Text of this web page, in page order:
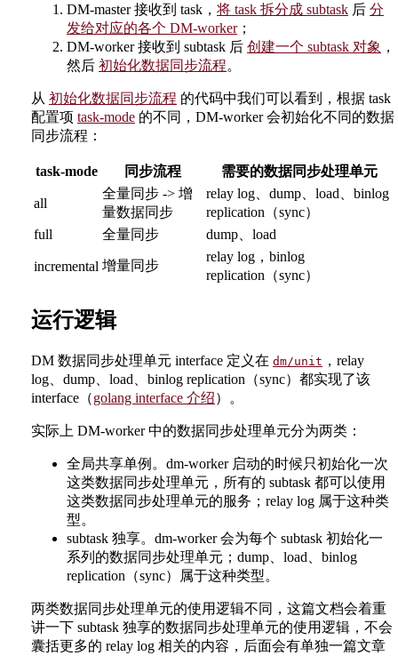
DM-master 接收到 task， 将 task 拆分成 subtask 后 分
发给对应的各个 DM-worker；
DM-worker 接收到 subtask 后 创建一个 subtask 对象 ，
然后 初始化数据同步流程。
从 初始化数据同步流程 的代码中我们可以看到，根据 task
配置项 task-mode 的不同，DM-worker 会初始化不同的数据
同步流程：
task-mode 同步流程 需要的数据同步处理单元
all
全量同步 -> 增
量数据同步
relay log、dump、load、binlog
replication（sync）
full
全量同步 dump、load
incremental 增量同步
relay log，binlog
replication（sync）
运行逻辑
DM 数据同步处理单元 interface 定义在 dm/unit ，relay
log、dump、load、binlog replication（sync）都实现了该
interface（golang interface 介绍）。
实际上 DM-worker 中的数据同步处理单元分为两类：
全局共享单例。dm-worker 启动的时候只初始化一次
这类数据同步处理单元，所有的 subtask 都可以使用
这类数据同步处理单元的服务；relay log 属于这种类
型。
subtask 独享。dm-worker 会为每个 subtask 初始化一
系列的数据同步处理单元；dump、load、binlog
replication（sync）属于这种类型。
两类数据同步处理单元的使用逻辑不同，这篇文档会着重
讲一下 subtask 独享的数据同步处理单元的使用逻辑，不会
囊括更多的 relay log 相关的内容，后面会有单独一篇文章